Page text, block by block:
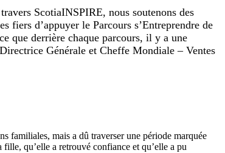
ScotiaINSPIRE, nous soutenons des
fiers d’appuyer le Parcours s’Entreprendre de
que derrière chaque parcours, il y a une
Générale et Cheffe Mondiale – Ventes
familiales, mais a dû traverser une période marquée
qu’elle a retrouvé confiance et qu’elle a pu